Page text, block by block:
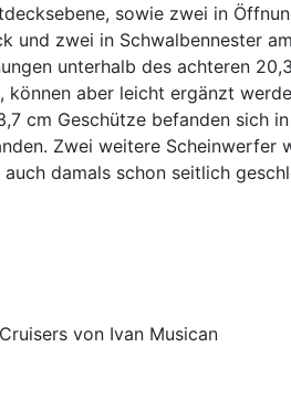
sowie zwei in
und zwei in Schwalbennester
unterhalb des achteren
aber leicht ergänzt
cm Geschütze befanden sich
Zwei weitere Scheinwerfer
damals schon seitlich
von Ivan Musican